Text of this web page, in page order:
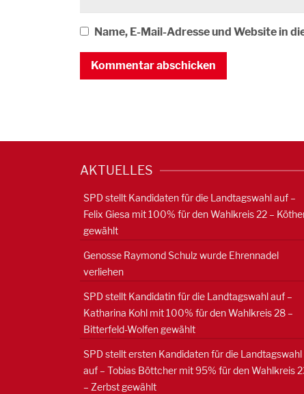
Name, E-Mail-Adresse und Website in
AKTUELLES
SPD stellt Kandidaten für die Landtagswahl auf –
Felix Giesa mit 100% für den Wahlkreis 22 –
gewählt
Genosse Raymond Schulz wurde Ehrennadel
verliehen
SPD stellt Kandidatin für die Landtagswahl auf –
Katharina Kohl mit 100% für den Wahlkreis 28 –
Bitterfeld-Wolfen gewählt
SPD stellt ersten Kandidaten für die Landtagswahl
auf – Tobias Böttcher mit 95% für den Wahlkreis
– Zerbst gewählt